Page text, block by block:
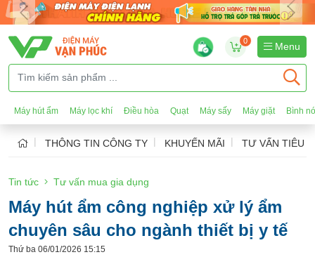
0
Menu
Máy hút ẩm Máy lọc khí Điều hòa Quạt Máy sấy Máy giặt Bình
THÔNG TIN CÔNG TY KHUYẾN MÃI TƯ VẤN TIÊU
Tin tức Tư vấn mua gia dụng
Máy hút ẩm công nghiệp xử lý ẩm
chuyên sâu cho ngành thiết bị y tế
Thứ ba 06/01/2026 15:15